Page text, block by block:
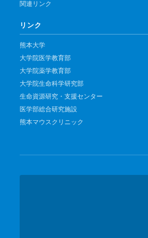
筋発生再生分野
関連リンク
リンク
熊本大学
大学院医学教育部
大学院薬学教育部
大学院生命科学研究部
生命資源研究・支援センター
医学部総合研究施設
熊本マウスクリニック